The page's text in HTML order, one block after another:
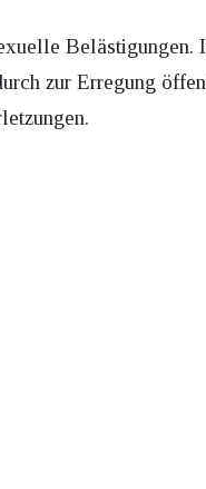
Belästigungen.
zur Erregung